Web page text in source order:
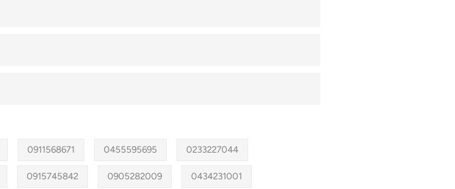
0911568671 0455595695 0233227044
0915745842 0905282009 0434231001